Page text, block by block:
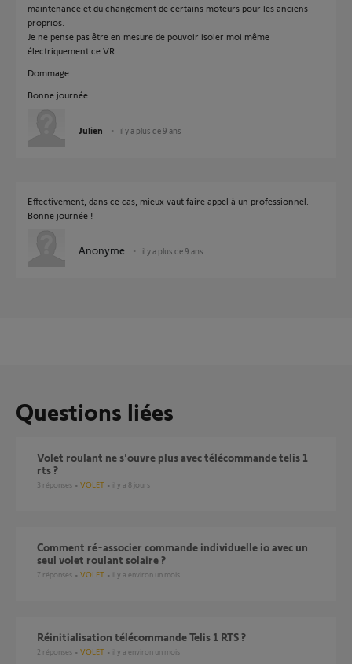
maintenance et du changement de certains moteurs pour les anciens
proprios.
Je ne pense pas être en mesure de pouvoir isoler moi même
électriquement ce VR.
Dommage.
Bonne journée.
Julien il y a plus de 9 ans
Effectivement, dans ce cas, mieux vaut faire appel à un professionnel.
Bonne journée !
Anonyme il y a plus de 9 ans
Questions liées
Volet roulant ne s'ouvre plus avec télécommande telis 1
rts ?
3 réponses VOLET il y a 8 jours
Comment ré-associer commande individuelle io avec un
seul volet roulant solaire ?
7 réponses VOLET il y a environ un mois
réinitialisation télécommande Telis 1 RTS ?
2 réponses VOLET il y a environ un mois